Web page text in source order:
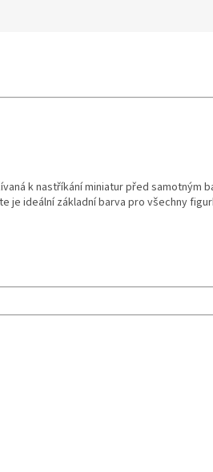
k nastříkání miniatur před samotným
je ideální základní barva pro všechny